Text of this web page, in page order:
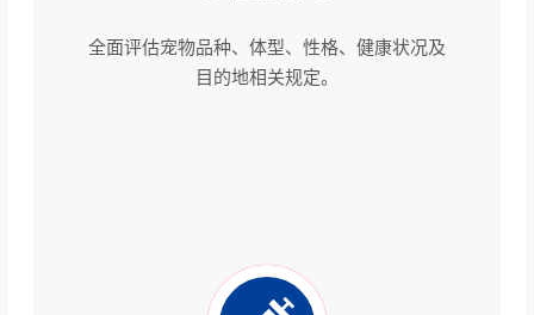
全面评估宠物品种、体型、性格、健康状况及
目的地相关规定。